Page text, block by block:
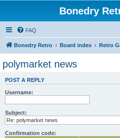
Bonedry
FAQ
Bonedry Retro Board index Retro
polymarket news
POST A REPLY
Username:
Subject:
Confirmation code: